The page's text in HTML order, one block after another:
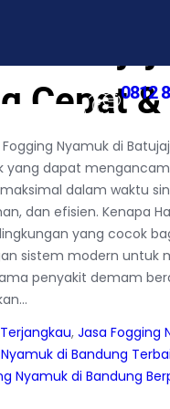
0812
Cepat
Nyamuk di
yang dapat
dalam waktu
dan efisien. Kenapa
yang cocok
sistem modern untuk
penyakit demam
, Jasa Fogging
di Bandung
Nyamuk di Bandung